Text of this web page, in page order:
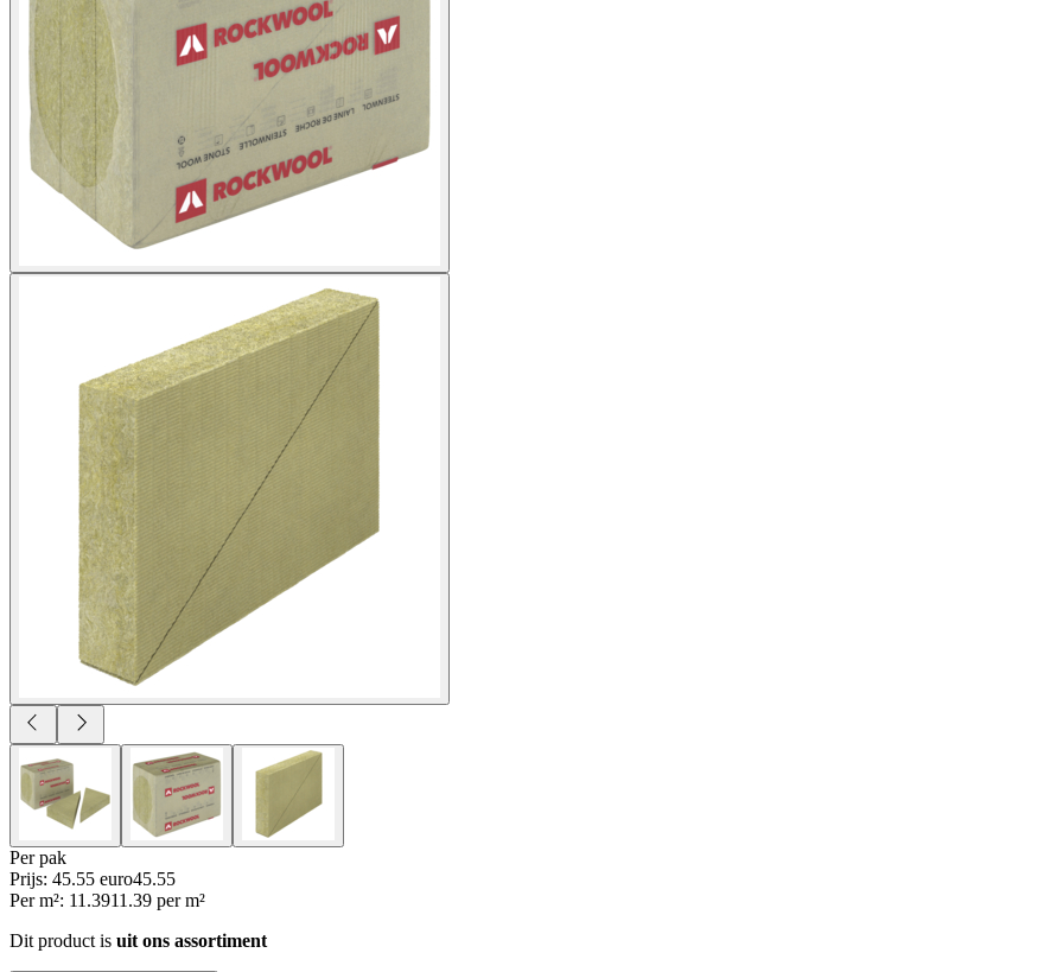
Per pak
Prijs: 45.55 euro45.55
Per m²: 11.3911.39 per m²
Dit product is uit ons assortiment